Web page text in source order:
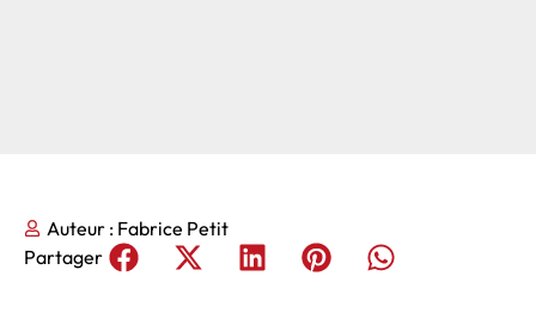
Partager
Auteur : Fabrice Petit